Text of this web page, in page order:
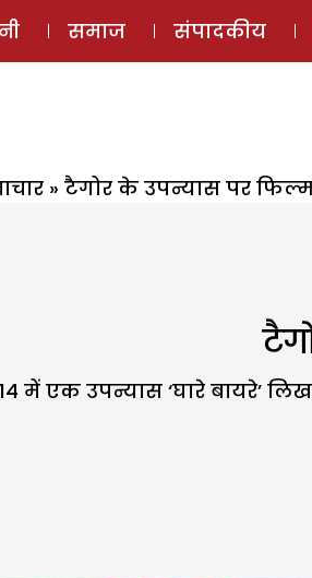
समाज संपादकीय
» टैगोर के उपन्यास पर
में एक उपन्यास ‘घारे बायरे’